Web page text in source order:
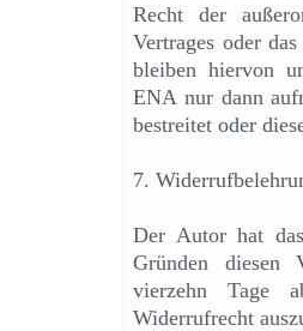
Recht der
Vertrages oder
bleiben hiervon
ENA nur dann
bestreitet oder
7.
Der Autor hat
Gründen diesen
vierzehn Tage
Widerrufrecht